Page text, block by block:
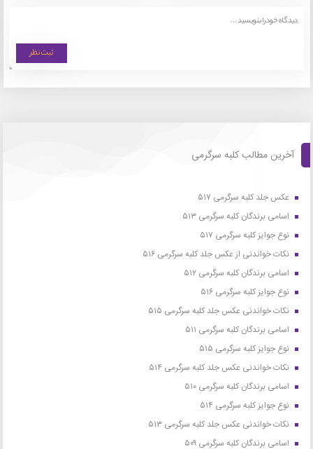
آخرین مطالب کلبه سرگرمی
عکس جلد کلبه سرگرمی ۵۱۷
اسامی برندگان کلبه سرگرمی ۵۱۳
نوع جوایز کلبه سرگرمی ۵۱۷
نکات خواندنی از عکس جلد کلبه سرگرمی ۵۱۶
اسامی برندگان کلبه سرگرمی ۵۱۲
نوع جوایز کلبه سرگرمی ۵۱۶
نکات خواندنی عکس جلد کلبه سرگرمی ۵۱۵
اسامی برندگان کلبه سرگرمی ۵۱۱
نوع جوایز کلبه سرگرمی ۵۱۵
نکات خواندنی عکس جلد کلبه سرگرمی ۵۱۴
اسامی برندگان کلبه سرگرمی ۵۱۰
نوع جوایز کلبه سرگرمی ۵۱۴
نکات خواندنی عکس جلد کلبه سرگرمی ۵۱۳
اسامی برندگان کلبه سرگرمی ۵۰۹